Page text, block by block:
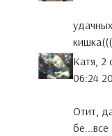
Катя, 2
06:24
Отит,